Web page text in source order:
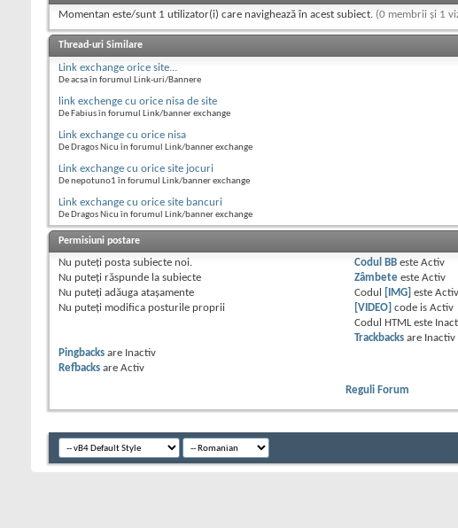
Momentan este/sunt 1 utilizator(i) care navighează în acest subiect. (0 membrii și 1
Thread-uri Similare
Link exchange orice site...
De acsa în forumul Link-uri/Bannere
link exchenge cu orice nisa de site
De Fabius în forumul Link/banner exchange
Link exchange cu orice nisa
De Dragos Nicu în forumul Link/banner exchange
Link exchange cu orice site jocuri
De nepotuno1 în forumul Link/banner exchange
Link exchange cu orice site bancuri
De Dragos Nicu în forumul Link/banner exchange
Permisiuni postare
Nu puteţi posta subiecte noi.
Nu puteţi răspunde la subiecte
Nu puteţi adăuga ataşamente
Nu puteţi modifica posturile proprii
Codul BB esteActiv
Zâmbete esteActiv
Codul
[IMG] esteActiv
[VIDEO] code isActiv
Codul HTML este
Trackbacks are Inactiv
Pingbacks are Inactiv
Refbacks are Activ
Reguli Forum